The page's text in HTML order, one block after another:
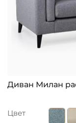
Диван Милан
Цвет